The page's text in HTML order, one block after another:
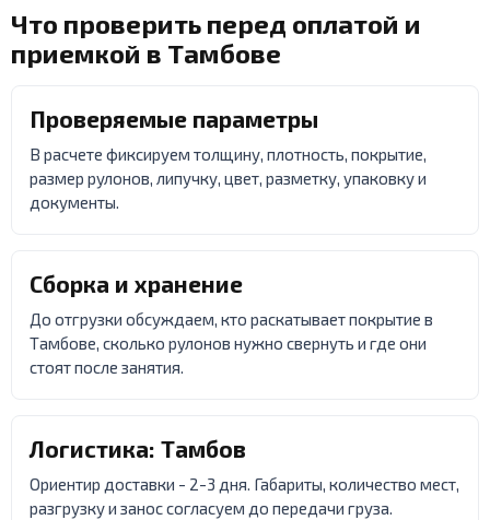
Что проверить перед оплатой и
приемкой в Тамбове
Проверяемые параметры
В расчете фиксируем толщину, плотность, покрытие,
размер рулонов, липучку, цвет, разметку, упаковку и
документы.
Сборка и хранение
До отгрузки обсуждаем, кто раскатывает покрытие в
Тамбове, сколько рулонов нужно свернуть и где они
стоят после занятия.
Логистика: Тамбов
Ориентир доставки - 2-3 дня. Габариты, количество мест,
разгрузку и занос согласуем до передачи груза.